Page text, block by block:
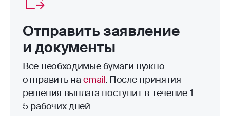
Отправить заявление
и документы
Все необходимые бумаги нужно
отправить наemail. После принятия
решения выплата поступит в течение 1–
5 рабочих дней